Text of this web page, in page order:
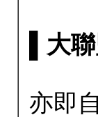
▌大
亦即